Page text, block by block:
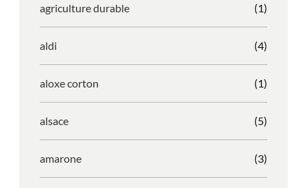
agriculture durable (1)
aldi (4)
aloxe corton (1)
alsace (5)
amarone (3)